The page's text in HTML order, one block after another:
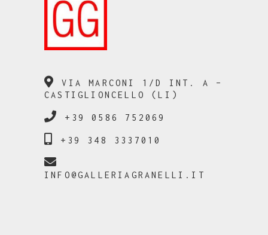
VIA MARCONI 1/D INT. A –
CASTIGLIONCELLO (LI)
+39 0586 752069
+39 348 3337010
INFO@GALLERIAGRANELLI.IT